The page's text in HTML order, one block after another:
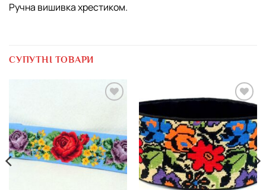
Ручна вишивка хрестиком.
СУПУТНІ ТОВАРИ
виріб у
вибране